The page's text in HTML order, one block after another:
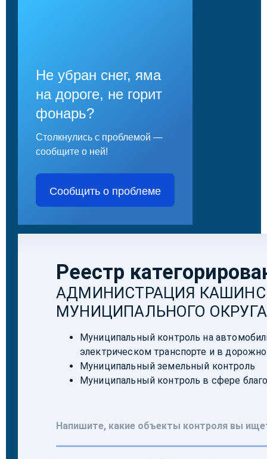
Не убран снег, яма
на дороге, не горит
фонарь?
Столкнулись с проблемой —
сообщите о ней!
Сообщить о проблеме